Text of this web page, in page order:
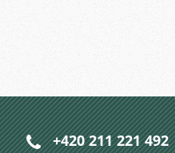
+420 211 221 492